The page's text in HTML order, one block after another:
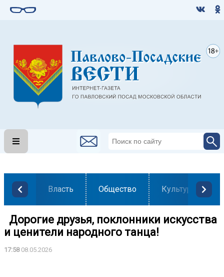
Власть Общество Культура
️ ️ Дорогие друзья, поклонники искусства
и ценители народного танца!
17:5808.05.2026